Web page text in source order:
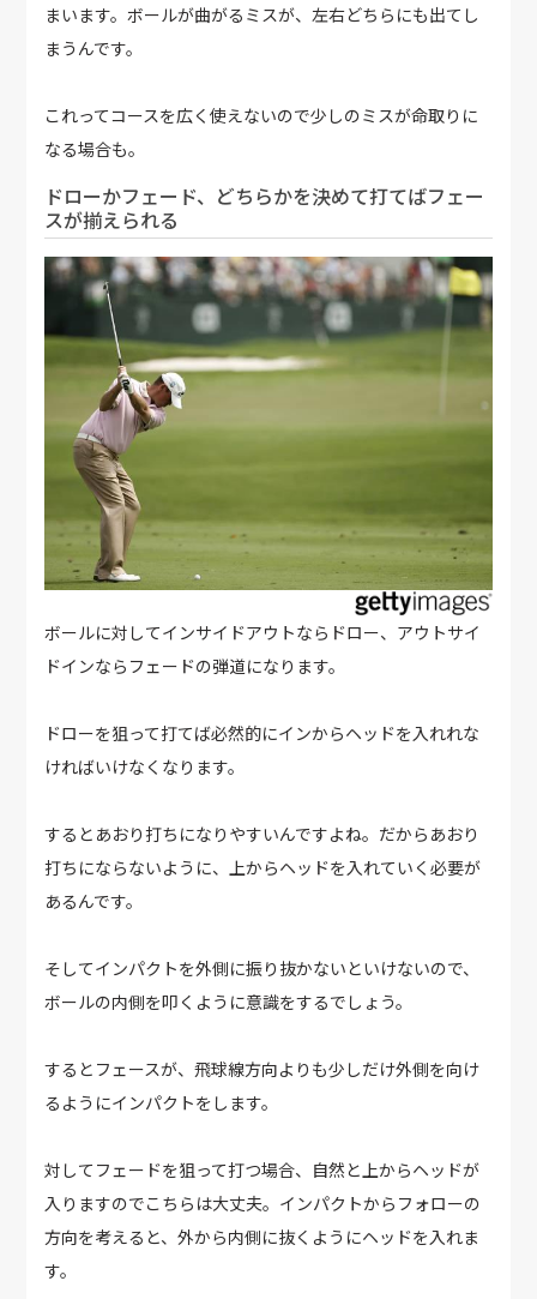
まいます。ボールが曲がるミスが、左右どちらにも出てし
まうんです。
これってコースを広く使えないので少しのミスが命取りに
なる場合も。
ドローかフェード、どちらかを決めて打てばフェー
スが揃えられる
ボールに対してインサイドアウトならドロー、アウトサイ
ドインならフェードの弾道になります。
ドローを狙って打てば必然的にインからヘッドを入れれな
ければいけなくなります。
するとあおり打ちになりやすいんですよね。だからあおり
打ちにならないように、上からヘッドを入れていく必要が
あるんです。
そしてインパクトを外側に振り抜かないといけないので、
ボールの内側を叩くように意識をするでしょう。
するとフェースが、飛球線方向よりも少しだけ外側を向け
るようにインパクトをします。
対してフェードを狙って打つ場合、自然と上からヘッドが
入りますのでこちらは大丈夫。インパクトからフォローの
方向を考えると、外から内側に抜くようにヘッドを入れま
す。